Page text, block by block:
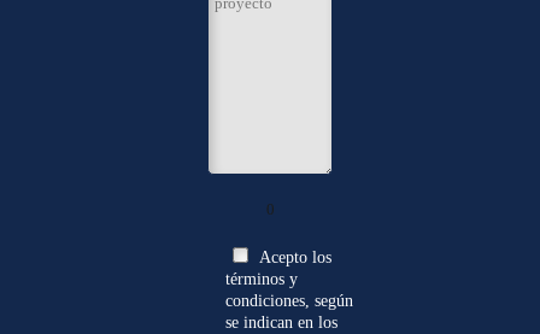
0
Acepto los
términos y
condiciones, según
se indican en los